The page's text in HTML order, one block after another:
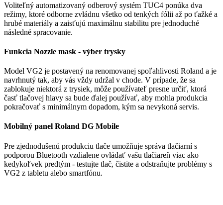
Voliteľný automatizovaný odberový systém TUC4 ponúka dva
režimy, ktoré odborne zvládnu všetko od tenkých fólii až po ťažké a
hrubé materiály a zaisťujú maximálnu stabilitu pre jednoduché
následné spracovanie.
Funkcia Nozzle mask - výber trysky
Model VG2 je postavený na renomovanej spoľahlivosti Roland a je
navrhnutý tak, aby vás vždy udržal v chode. V prípade, že sa
zablokuje niektorá z trysiek, môže používateľ presne určiť, ktorá
časť tlačovej hlavy sa bude ďalej používať, aby mohla produkcia
pokračovať s minimálnym dopadom, kým sa nevykoná servis.
Mobilný panel Roland DG Mobile
Pre zjednodušenú produkciu tlače umožňuje správa tlačiarní s
podporou Bluetooth vzdialene ovládať vašu tlačiareň viac ako
kedykoľvek predtým - testujte tlač, čistite a odstraňujte problémy s
VG2 z tabletu alebo smartfónu.